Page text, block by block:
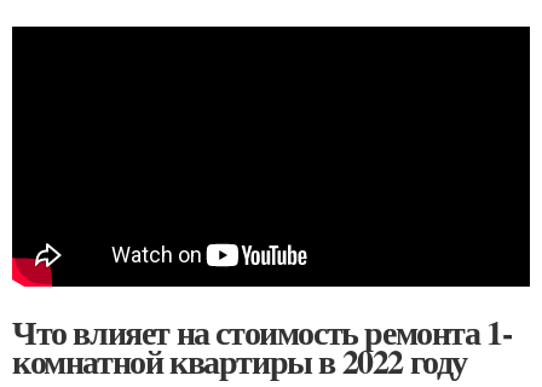
Что влияет на стоимость ремонта 1-
комнатной квартиры в 2022 году